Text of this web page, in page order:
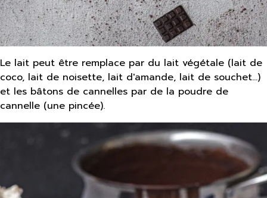
Le lait peut être remplace par du lait végétale (lait de
coco, lait de noisette, lait d'amande, lait de souchet...)
et les bâtons de cannelles par de la poudre de
cannelle (une pincée).